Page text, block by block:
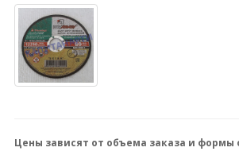
Цены зависят от объема заказа и